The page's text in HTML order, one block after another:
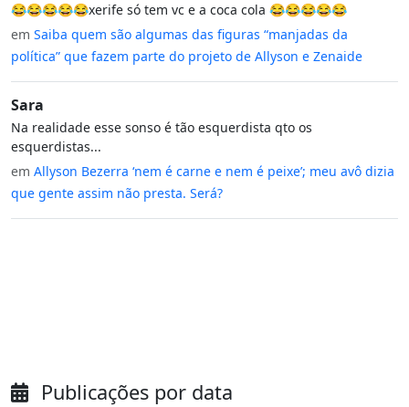
😂😂😂😂😂xerife só tem vc e a coca cola 😂😂😂😂😂
em Saiba quem são algumas das figuras “manjadas da
política” que fazem parte do projeto de Allyson e Zenaide
Sara
Na realidade esse sonso é tão esquerdista qto os
esquerdistas...
em Allyson Bezerra ‘nem é carne e nem é peixe’; meu avô dizia
que gente assim não presta. Será?
Publicações por data